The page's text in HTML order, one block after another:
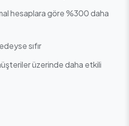
hesaplara göre %300 daha
sıfır
üzerinde daha etkili